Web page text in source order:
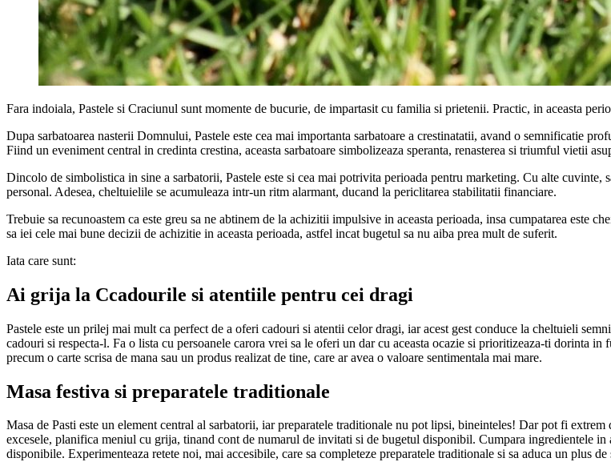
Fara indoiala, Pastele si Craciunul sunt momente de bucurie, de impartasit cu familia si prietenii. Practic, in aceasta
Dupa sarbatoarea nasterii Domnului, Pastele este cea mai importanta sarbatoare a crestinatatii, avand o semnificatie
Fiind un eveniment central in credinta crestina, aceasta sarbatoare simbolizeaza speranta, renasterea si triumful vietii
Dincolo de simbolistica in sine a sarbatorii, Pastele este si cea mai potrivita perioada pentru marketing. Cu alte
personal. Adesea, cheltuielile se acumuleaza intr-un ritm alarmant, ducand la periclitarea stabilitatii financiare.
Trebuie sa recunoastem ca este greu sa ne abtinem de la achizitii impulsive in aceasta perioada, insa cumpatarea este
sa iei cele mai bune decizii de achizitie in aceasta perioada, astfel incat bugetul sa nu aiba prea mult de suferit.
Iata care sunt:
Ai grija la Ccadourile si atentiile pentru cei dragi
Pastele este un prilej mai mult ca perfect de a oferi cadouri si atentii celor dragi, iar acest gest conduce la cheltuieli
cadouri si respecta-l. Fa o lista cu persoanele carora vrei sa le oferi un dar cu aceasta ocazie si prioritizeaza-ti dorinta
precum o carte scrisa de mana sau un produs realizat de tine, care ar avea o valoare sentimentala mai mare.
Masa festiva si preparatele traditionale
Masa de Pasti este un element central al sarbatorii, iar preparatele traditionale nu pot lipsi, bineinteles! Dar pot fi
excesele, planifica meniul cu grija, tinand cont de numarul de invitati si de bugetul disponibil. Cumpara ingredientele
disponibile. Experimenteaza retete noi, mai accesibile, care sa completeze preparatele traditionale si sa aduca un plus de